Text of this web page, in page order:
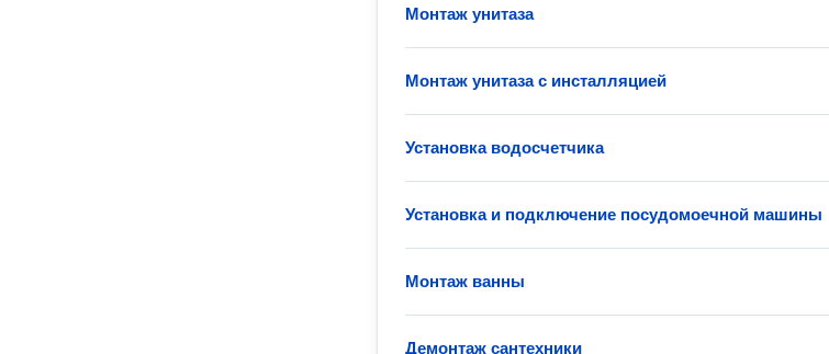
Монтаж унитаза
Монтаж унитаза с инсталляцией
Установка водосчетчика
Установка и подключение посудомоечной машины
Монтаж ванны
Демонтаж сантехники